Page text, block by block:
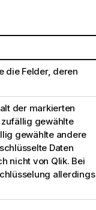
die Felder, deren
der markierten
gewählte
gewählte andere
Daten
nicht von Qlik. Bei
allerdings